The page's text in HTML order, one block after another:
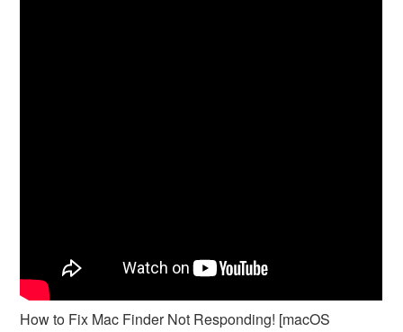
How to Fix Mac Finder Not Responding! [macOS